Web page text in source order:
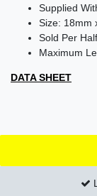
Supplied
Size: 18mm
Sold Per
Maximum
DATA SHEET